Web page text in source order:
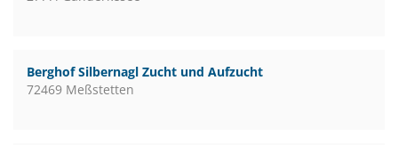
Berghof Silbernagl Zucht und Aufzucht
72469 Meßstetten